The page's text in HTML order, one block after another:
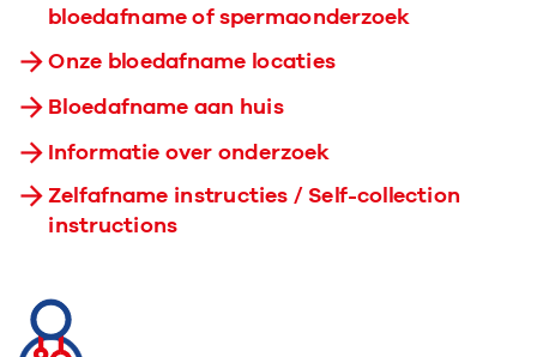
bloedafname of spermaonderzoek
Onze bloedafname locaties
Bloedafname aan huis
Informatie over onderzoek
Zelfafname instructies / Self-collection
instructions